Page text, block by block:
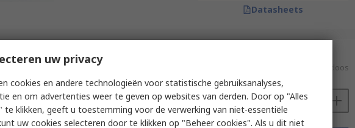
Datasheets
Op voorraad
RS PRO Feed Through Terminal
Block Blue, 2.5mm², 1-Level,
Spring Terminal
RS-stocknr.262-4158
€ 8,37/doos
Aantal
uw privacy
cookies en andere technologieën voor statistische gebruiksanalyses,
en om advertenties weer te geven op websites van derden. Door op "Alles
te klikken, geeft u toestemming voor de verwerking van niet-essentiële
uw cookies selecteren door te klikken op "Beheer cookies". Als u dit niet